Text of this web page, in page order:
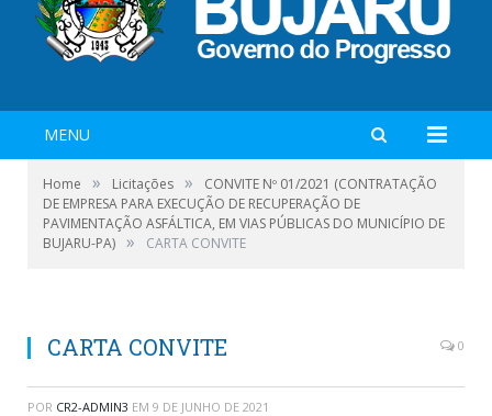
MENU
Home » Licitações »
CONVITE Nº 01/2021 (CONTRATAÇÃO
DE EMPRESA PARA EXECUÇÃO DE RECUPERAÇÃO DE
PAVIMENTAÇÃO ASFÁLTICA, EM VIAS PÚBLICAS DO MUNICÍPIO DE
BUJARU-PA) » CARTA CONVITE
CARTA CONVITE 0
POR CR2-ADMIN3 EM 9 DE JUNHO DE 2021